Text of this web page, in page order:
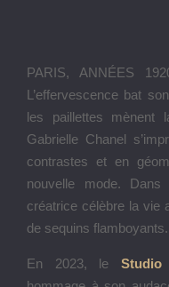
PARIS, ANNÉES
L’effervescence bat
les paillettes mènent
Gabrielle Chanel
contrastes et en
nouvelle mode.
créatrice célèbre la vie
de sequins flamboyants.
En 2023, le